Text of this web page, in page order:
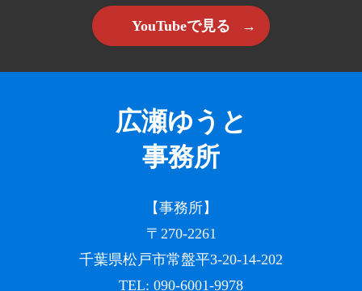
YouTubeで見る
広瀬ゆうと
事務所
【事務所】
〒270-2261
千葉県松戸市常盤平3-20-14-202
TEL: 090-6001-9978